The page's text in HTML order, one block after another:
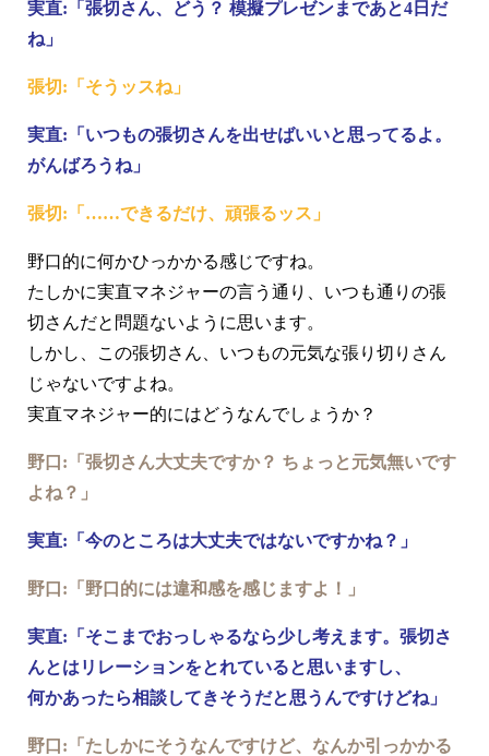
実直:「張切さん、どう？ 模擬プレゼンまであと4日だ
ね」
張切:「そうッスね」
実直:「いつもの張切さんを出せばいいと思ってるよ。
がんばろうね」
張切:「……できるだけ、頑張るッス」
野口的に何かひっかかる感じですね。
たしかに実直マネジャーの言う通り、いつも通りの張
切さんだと問題ないように思います。
しかし、この張切さん、いつもの元気な張り切りさん
じゃないですよね。
実直マネジャー的にはどうなんでしょうか？
野口:「張切さん大丈夫ですか？ ちょっと元気無いです
よね？」
実直:「今のところは大丈夫ではないですかね？」
野口:「野口的には違和感を感じますよ！」
実直:「そこまでおっしゃるなら少し考えます。張切さ
んとはリレーションをとれていると思いますし、
何かあったら相談してきそうだと思うんですけどね」
野口:「たしかにそうなんですけど、なんか引っかかる